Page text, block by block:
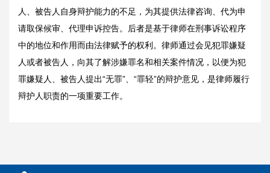
人、被告人自身辩护能力的不足，为其提供法律咨询、代为申
请取保候审、代理申诉控告。后者是基于律师在刑事诉讼程序
中的地位和作用而由法律赋予的权利。律师通过会见犯罪嫌疑
人或者被告人，向其了解涉嫌罪名和相关案件情况，以便为犯
罪嫌疑人、被告人提出“无罪”、“罪轻”的辩护意见，是律师履行
辩护人职责的一项重要工作。